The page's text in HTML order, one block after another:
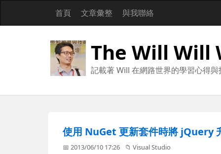
首頁 文章彙整 與我聯絡
The Will Will
記載著 Will 在網路世界的學習心得與
使用 NuGet 更新套件時將 jQuery
📅 2013/06/10 17:26 📁Visual Studio